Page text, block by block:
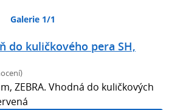
Galerie 1/1
do kuličkového pera SH,
ZEBRA. Vhodná do kuličkových